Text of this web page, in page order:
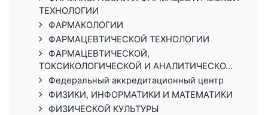
ТЕХНОЛОГИИ
ФАРМАКОЛОГИИ
ФАРМАЦЕВТИЧЕСКОЙ ТЕХНОЛОГИИ
ФАРМАЦЕВТИЧЕСКОЙ,
ТОКСИКОЛОГИЧЕСКОЙ И АНАЛИТИЧЕСКО...
Федеральный аккредитационный центр
ФИЗИКИ, ИНФОРМАТИКИ И МАТЕМАТИКИ
ФИЗИЧЕСКОЙ КУЛЬТУРЫ